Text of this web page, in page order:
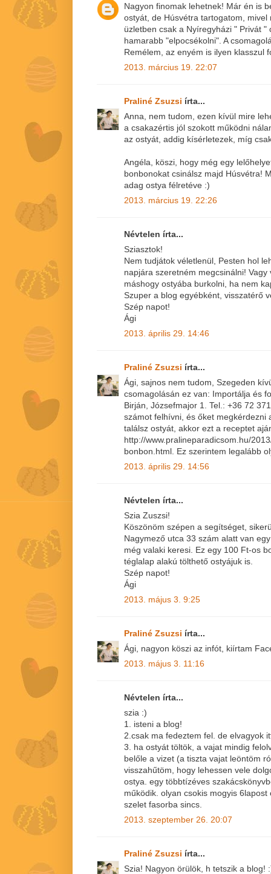
Nagyon finomak lehetnek! Már én is
ostyát, de Húsvétra tartogatom,
üzletben csak a Nyíregyházi " Privát
hamarabb "elpocsékolni". A
Remélem, az enyém is ilyen klasszul
2013. március 19. 22:07
Praliné Zsuzsi írta...
Anna, nem tudom, ezen kívül mire
a csakazértis jól szokott működni
az ostyát, addig kísérletezek, míg
Angéla, köszi, hogy még egy
bonbonokat csinálsz majd Húsvétra!
adag ostya félretéve :)
2013. március 19. 22:26
Névtelen írta...
Sziasztok!
Nem tudjátok véletlenül, Pesten hol
napjára szeretném megcsinálni!
máshogy ostyába burkolni, ha nem
Szuper a blog egyébként, visszatérő
Szép napot!
Ági
2013. április 29. 14:46
Praliné Zsuzsi írta...
Ági, sajnos nem tudom, Szegeden
csomagolásán ez van: Importálja és
Birján, Józsefmajor 1. Tel.: +36 72
számot felhívni, és őket megkérdezni
találsz ostyát, akkor ezt a receptet
http://www.pralineparadicsom.hu/
bonbon.html. Ez szerintem legalább
2013. április 29. 14:56
Névtelen írta...
Szia Zuszsi!
Köszönöm szépen a segítséget,
Nagymező utca 33 szám alatt van
még valaki keresi. Ez egy 100 Ft-os
téglalap alakú tölthető ostyájuk is.
Szép napot!
Ági
2013. május 3. 9:25
Praliné Zsuzsi írta...
Ági, nagyon köszi az infót, kiírtam
2013. május 3. 11:16
Névtelen írta...
szia :)
1. isteni a blog!
2.csak ma fedeztem fel. de elvagyok
3. ha ostyát töltök, a vajat mindig
belőle a vizet (a tiszta vajat leöntöm
visszahűtöm, hogy lehessen vele
ostya. egy többtízéves
működik. olyan csokis mogyis
szelet fasorba sincs.
2013. szeptember 26. 20:07
Praliné Zsuzsi írta...
Szia! Nagyon örülök, h tetszik a blog!